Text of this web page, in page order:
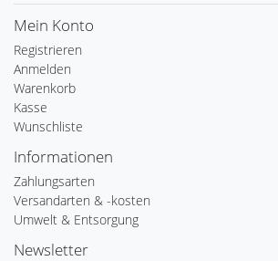
Mein Konto
Registrieren
Anmelden
Warenkorb
Kasse
Wunschliste
Informationen
Zahlungsarten
Versandarten & -kosten
Umwelt & Entsorgung
Newsletter